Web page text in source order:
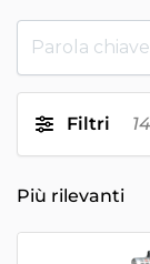
Filtri 14